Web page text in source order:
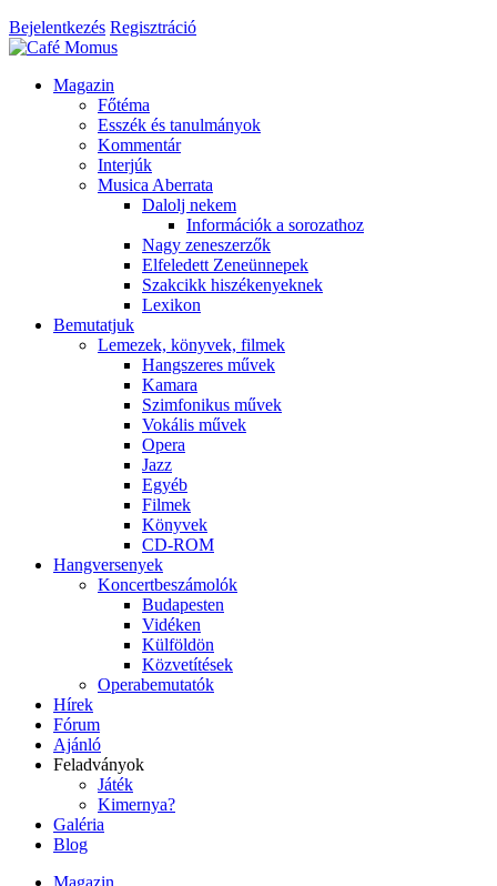
Bejelentkezés Regisztráció
Magazin
Főtéma
Esszék és tanulmányok
Kommentár
Interjúk
Musica Aberrata
Dalolj nekem
Információk a sorozathoz
Nagy zeneszerzők
Elfeledett Zeneünnepek
Szakcikk hiszékenyeknek
Lexikon
Bemutatjuk
Lemezek, könyvek, filmek
Hangszeres művek
Kamara
Szimfonikus művek
Vokális művek
Opera
Jazz
Egyéb
Filmek
Könyvek
CD-ROM
Hangversenyek
Koncertbeszámolók
Budapesten
Vidéken
Külföldön
Közvetítések
Operabemutatók
Hírek
Fórum
Ajánló
Feladványok
Játék
Kimernya?
Galéria
Blog
Magazin